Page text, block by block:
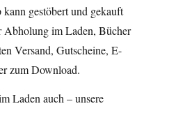
gestöbert und gekauft
Abholung im Laden, Bücher
Versand, Gutscheine, E-
zum Download.
Laden auch – unsere